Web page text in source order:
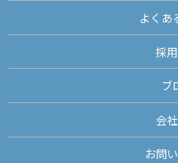
よくあ
採
ブ
会
お問